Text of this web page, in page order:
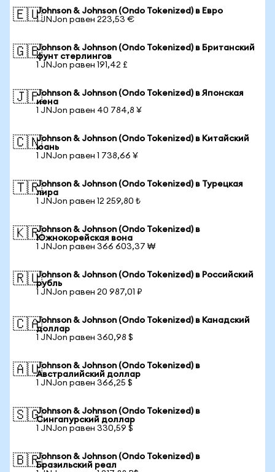
🇪🇺Johnson & Johnson (Ondo Tokenized) в Евро
1 JNJon равен 223,53 €
🇬🇧Johnson & Johnson (Ondo Tokenized) в Британский
фунт стерлингов
1 JNJon равен 191,42 £
🇯🇵Johnson & Johnson (Ondo Tokenized) в Японская
иена
1 JNJon равен 40 784,8 ¥
🇨🇳Johnson & Johnson (Ondo Tokenized) в Китайский
юань
1 JNJon равен 1 738,66 ¥
🇹🇷Johnson & Johnson (Ondo Tokenized) в Турецкая
лира
1 JNJon равен 12 259,80 ₺
🇰🇷Johnson & Johnson (Ondo Tokenized) в
Южнокорейская вона
1 JNJon равен 366 603,37 ₩
🇷🇺Johnson & Johnson (Ondo Tokenized) в Российский
рубль
1 JNJon равен 20 987,01 ₽
🇨🇦Johnson & Johnson (Ondo Tokenized) в Канадский
доллар
1 JNJon равен 360,98 $
🇦🇺Johnson & Johnson (Ondo Tokenized) в
Австралийский доллар
1 JNJon равен 366,25 $
🇸🇬Johnson & Johnson (Ondo Tokenized) в
Сингапурский доллар
1 JNJon равен 330,59 $
🇧🇷Johnson & Johnson (Ondo Tokenized) в
Бразильский реал